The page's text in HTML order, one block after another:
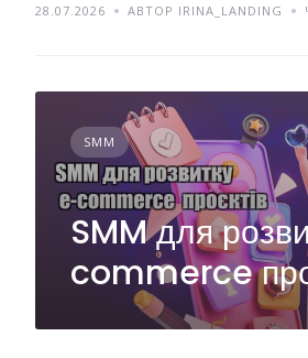
28.07.2026 АВТОР IRINA_LANDING
SMM
SMM для
commerce